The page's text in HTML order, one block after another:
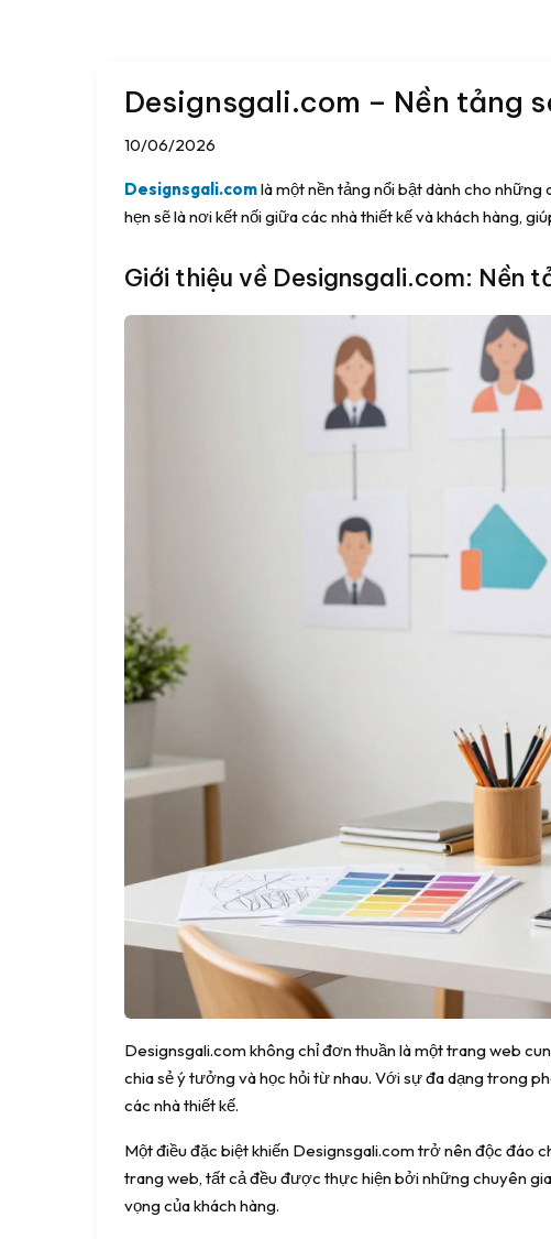
Designsgali.com – Nền tảng
10/06/2026
Designsgali.comlà một nền tảng nổi bật dành cho
hẹn sẽ là nơi kết nối giữa các nhà thiết kế và khách hàng,
Giới thiệu về Designsgali.com: Nền
Designsgali.com không chỉ đơn thuần là một trang web
chia sẻ ý tưởng và học hỏi từ nhau. Với sự đa dạng trong
các nhà thiết kế.
Một điều đặc biệt khiến Designsgali.com trở nên độc đáo
trang web, tất cả đều được thực hiện bởi những chuyên
vọng của khách hàng.